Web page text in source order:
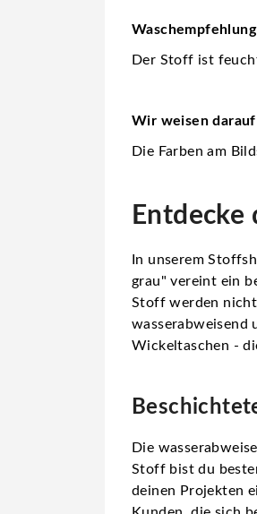
Waschempfehlung
Der Stoff ist
Wir weisen
Die Farben am
In unserem
grau" vereint ein
Stoff werden nicht
wasserabweisend
Wickeltaschen -
Die
Stoff bist du
deinen Projekten